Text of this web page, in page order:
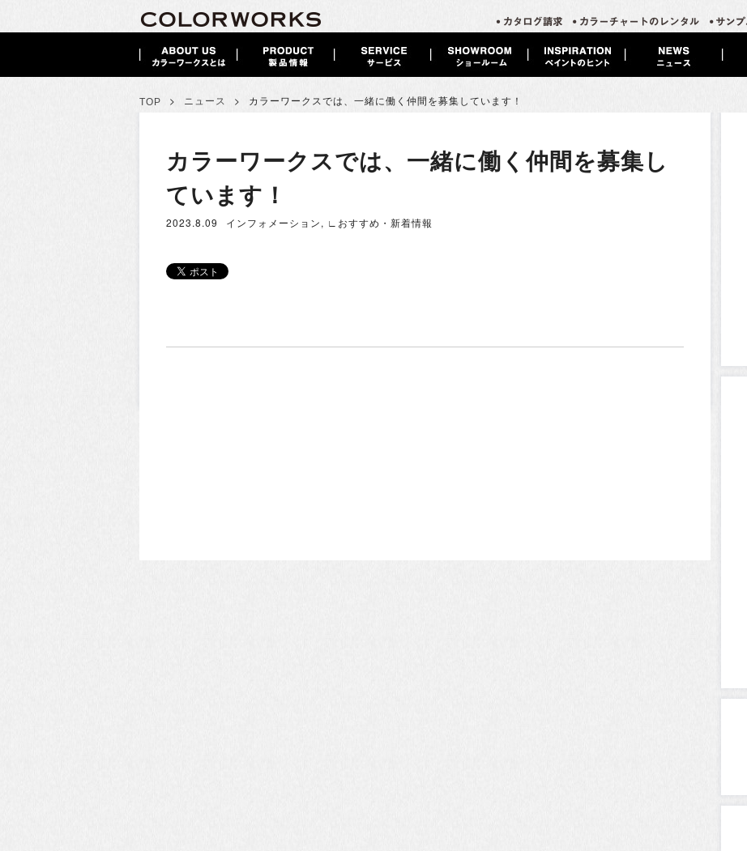
TOP > ニュース > カラーワークスでは、一緒に働く仲間を募集しています！
カラーワークスでは、一緒に働く仲間を募集し
ています！
2023.8.09 インフォメーション, ∟おすすめ・新着情報